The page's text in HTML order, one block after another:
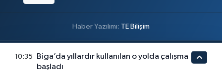
Haber Yazılımı: TE Bilişim
10:35
Biga’da yıllardır kullanılan o yolda çalışma
başladı